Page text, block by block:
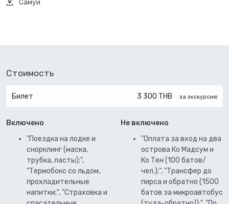
Самуи
Стоимость
Билет 3 300 THB за экскурсию
Включено
"Поездка на лодке и
снорклинг (маска,
трубка, ласты);",
"Термобокс со льдом,
прохладительные
напитки;", "Cтраховка и
Не включено
"Оплата за вход на два
острова Ко Мадсум и
Ко Тен (100 батов/
чел.);", "Трансфер до
пирса и обратно (1500
батов за микроавтобус